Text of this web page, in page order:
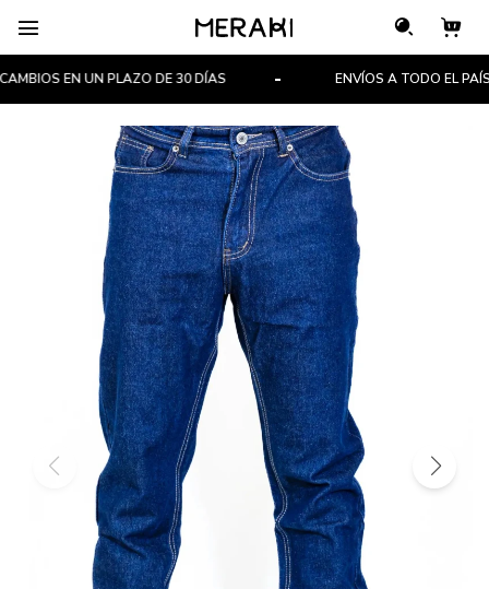

EN UN PLAZO DE 30 DÍAS ENVÍOS A TODO EL PAÍS